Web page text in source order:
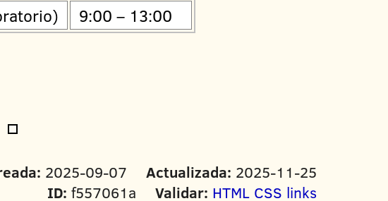
9:00 – 13:00
2025-09-07 Actualizada: 2025-11-25
ID: f557061a Validar: HTML CSS links